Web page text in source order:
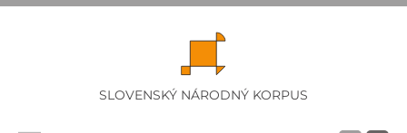
SLOVENSKÝ NÁRODNÝ KORPUS